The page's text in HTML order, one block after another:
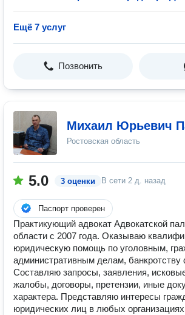
Ещё 7 услуг
Позвонить
Михаил Юрьевич
Ростовская область
5.0 3 оценки В сети 2 д. назад
Паспорт проверен
Практикующий адвокат Адвокатской
области с 2007 года. Оказываю
юридическую помощь по уголовным,
административным делам, банкротству
Составляю запросы, заявления,
жалобы, договоры, претензии, иные
характера. Представляю интересы
юридических лиц в любых